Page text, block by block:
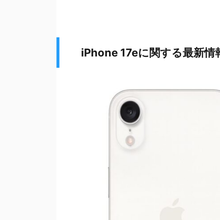
iPhone 17eに関する最新情